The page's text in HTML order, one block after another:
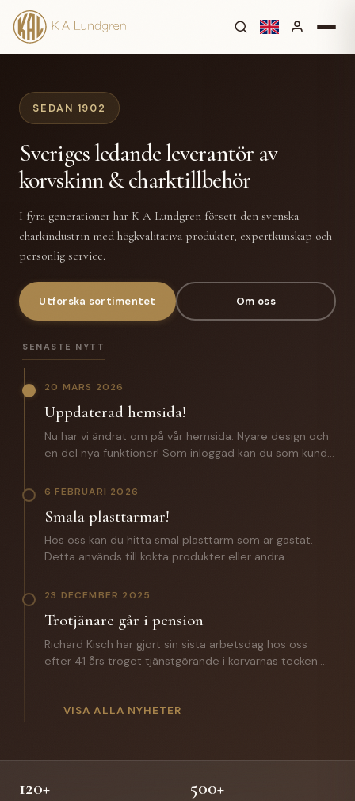
SEDAN 1902
Sveriges ledande leverantör av
korvskinn & charktillbehör
I fyra generationer har K A Lundgren försett den svenska
charkindustrin med högkvalitativa produkter, expertkunskap och
personlig service.
Utforska sortimentet Om oss
SENASTE NYTT
20 MARS 2026
Uppdaterad hemsida!
Nu har vi ändrat om på vår hemsida. Nyare design och
en del nya funktioner! Som inloggad kan du som kund
Certifikat och specifikationer. - Orderhistorik med alla
certifikat och produktspecifikationer. Saknar du
inloggningsuppgifter? Hör av dig till oss!
6 FEBRUARI 2026
Smala plasttarmar!
Hos oss kan du hitta smal plasttarm som är gastät.
Detta används till kokta produkter eller andra
slutprodukten. Till ett vegosortiment är denna ett
information.
23 DECEMBER 2025
Trotjänare går i pension
Richard Kisch har gjort sin sista arbetsdag hos oss
efter 41 års troget tjänstgörande i korvarnas tecken.
gick Anette Hellman i pension efter 12 år hos oss.
väntar Richard & Anette och vi önskar de all lycka till
VISA ALLA NYHETER
120+ 500+